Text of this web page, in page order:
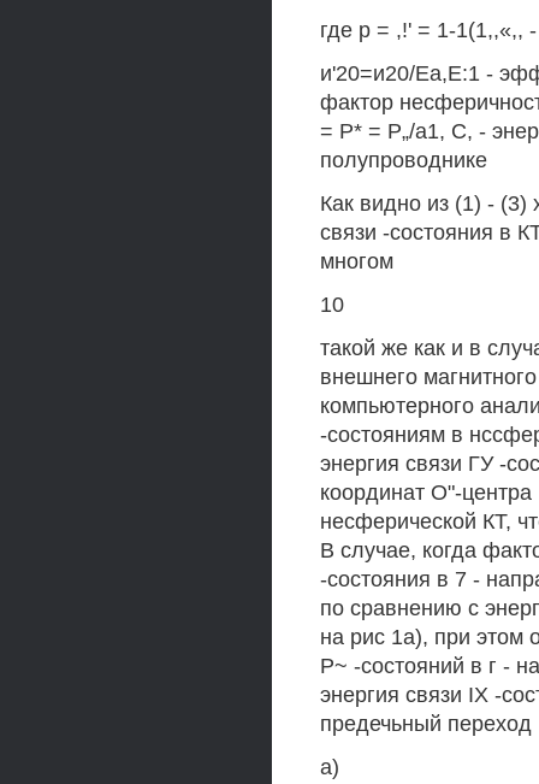
где р = ,!' = 1-1(1,,«,,
и'20=и20/Еа,Е:1 -
фактор
= Р* = Р„/а1, С, -
полупроводнике
Как видно из (1) - (3)
связи -состояния в
многом
10
такой же как и в
внешнего
компьютерного
-состояниям в
энергия связи ГУ -
координат О"-
несферической КТ,
В случае, когда
-состояния в 7 -
по сравнению с
на рис 1а), при этом
Р~ -состояний в г -
энергия связи IX -
предечьный
а)